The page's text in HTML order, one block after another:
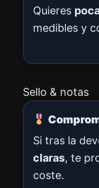
Quieres
medibles y
Sello & notas
Si tras la
claras, te
coste.